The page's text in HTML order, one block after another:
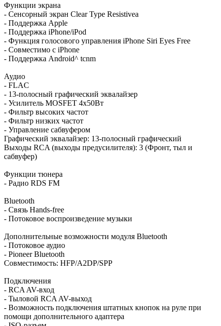
Функции экрана
- Сенсорный экран Clear Type Resistiveа
- Поддержка Apple
- Поддержка iPhone/iPod
- Функция голосового управления iPhone Siri Eyes Free
- Совместимо с iPhone
- Поддержка Android^ tcnm
Аудио
- FLAC
- 13-полосный графический эквалайзер
- Усилитель MOSFET 4x50Вт
- Фильтр высоких частот
- Фильтр низких частот
- Управление сабвуфером
Графический эквалайзер: 13-полосный графический
Выходы RCA (выходы предусилителя): 3 (Фронт, тыл и
сабвуфер)
Функции тюнера
- Радио RDS FM
Bluetooth
- Связь Hands-free
- Потоковое воспроизведение музыки
Дополнительные возможности модуля Bluetooth
- Потоковое аудио
- Pioneer Bluetooth
Совместимость: HFP/A2DP/SPP
Подключения
- RCA AV-вход
- Тыловой RCA AV-выход
- Возможность подключения штатных кнопок на руле при
помощи дополнительного адаптера